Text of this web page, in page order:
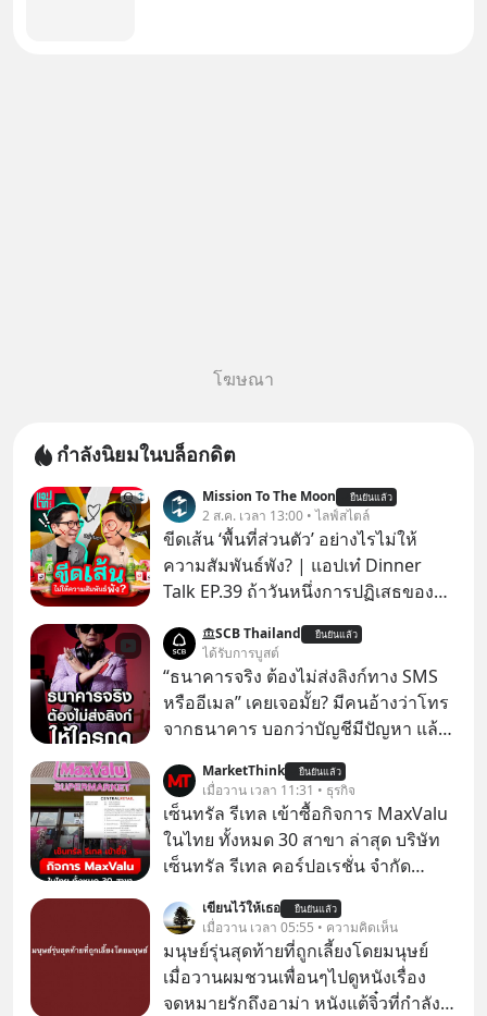
โฆษณา
กำลังนิยมในบล็อกดิต
Mission To The Moon ยืนยันแล้ว
2 ส.ค. เวลา 13:00 • ไลฟ์สไตล์
ขีดเส้น ‘พื้นที่ส่วนตัว’ อย่างไรไม่ให้
ความสัมพันธ์พัง? | แอปเท๋ Dinner
Talk EP.39 ถ้าวันหนึ่งการปฏิเสธของ
ตั้งกำแพงใส่และมองว่าเราเห็นแก่ตัวทั้ง
ที่เราเองก็ไม่เคยปฏิเสธใครอย่างนี้มา
ก่อน แต่พอตั้งใจจะ ‘สร้างขอบเขต’ เพื่อ
ตัวเองดูสักครั้ง กลับทำให้เกิดรอยร้าว
การแอปเท๋ Dinner Talk ในวันนี้โฮสต์
ทั้ง 2 ท่าน แทป-รวิศ หาญอุตสาหะ และ
เอ๋ นิ้วกลม-สราวุธ เฮ้งสวัสดิ์ จะพาทุก
คนไปสำรวจวิธีสร้างขอบเขตเพื่อรักษา
ใจของตัวเองและรักษาความสัมพันธ์
ของคนรอบข้างไปพร้อมกัน
#boundary #selfdevelopment #แอป
เท๋dinnertalk
#missiontothemoonpodcast
SCB Thailand ยืนยันแล้ว
ได้รับการบูสต์
“ธนาคารจริง ต้องไม่ส่งลิงก์ทาง SMS
หรืออีเมล” เคยเจอมั้ย? มีคนอ้างว่าโทร
จากธนาคาร บอกว่าบัญชีมีปัญหา แล้ว
ทันที มาฟัง “ป้าเก๋าเล่ากลโกง” เพื่อรู้ทัน
มุกหลอกลวงในคราบความน่าเชื่อถือ
กันค่ะ #แก้เกมกลโกง #ป้าเก๋าเล่ากล
โกง #LivesSustainably #อยู่อย่าง
#FraudEducation #FinancialLiteracy
#DigitalBankWithHumanTouch
MarketThink ยืนยันแล้ว
เมื่อวาน เวลา 11:31 • ธุรกิจ
เซ็นทรัล รีเทล เข้าซื้อกิจการ MaxValu
ในไทย ทั้งหมด 30 สาขา ล่าสุด บริษัท
เซ็นทรัล รีเทล คอร์ปอเรชั่น จํากัด
ตลาดหลักทรัพย์แห่งประเทศไทยว่า ได้
เข้าทำการเข้าถือหุ้นในบริษัท อิออน
(ไทยแลนด์) จำกัด เจ้าของ MaxValu ใน
ไทย
เขียนไว้ให้เธอ ยืนยันแล้ว
เมื่อวาน เวลา 05:55 • ความคิดเห็น
มนุษย์รุ่นสุดท้ายที่ถูกเลี้ยงโดยมนุษย์
เมื่อวานผมชวนเพื่อนๆไปดูหนังเรื่อง
จดหมายรักถึงอาม่า หนังแต้จิ๋วที่กำลัง